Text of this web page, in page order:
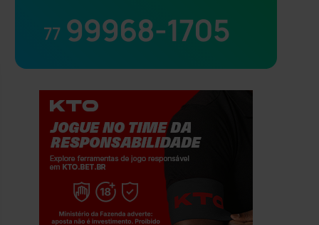
77 99968-1705